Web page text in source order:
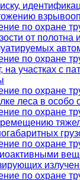
по охране
от полотна
по охране
на участках с
по охране
леса в особо
по охране
по охране
по охране